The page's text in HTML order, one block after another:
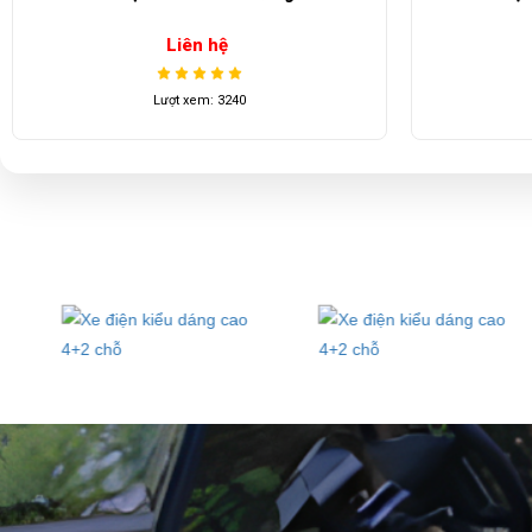
Liên hệ
Lượt xem: 3240